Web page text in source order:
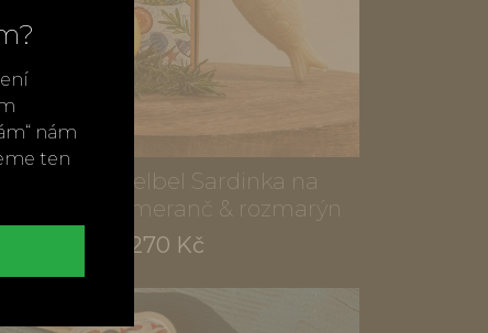
Mýdlo Castelbel Sardinka na
provázku, Pomeranč & rozmarýn
270 Kč
nám
ten